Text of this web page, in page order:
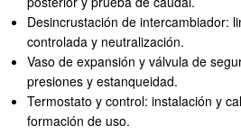
Desincrustación de intercambiador:
controlada y neutralización.
Vaso de expansión y válvula de
presiones y estanqueidad.
Termostato y control: instalación y
formación de uso.